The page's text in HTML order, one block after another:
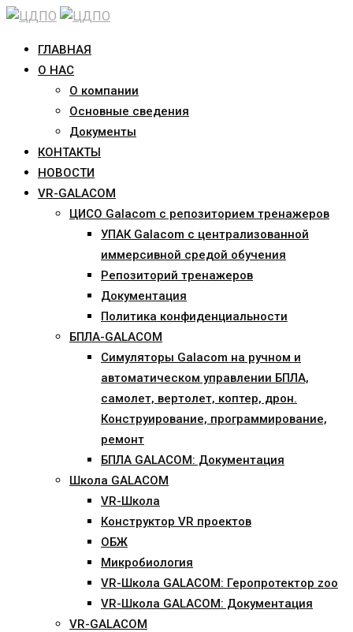
Skip
contentГЛАВНАЯ
О НАС
О компании
Основные сведения
Документы
КОНТАКТЫ
НОВОСТИ
VR-GALACOM
ЦИСО Galacom с репозиторием тренажеров
УПАК Galacom с централизованной
иммерсивной средой обучения
Репозиторий тренажеров
Документация
Политика конфиденциальности
БПЛА-GALACOM
Симуляторы Galacom на ручном и
автоматическом управлении БПЛА,
самолет, вертолет, коптер, дрон.
Конструирование, программирование,
ремонт
БПЛА GALACOM: Документация
Школа GALACOM
VR-Школа
Конструктор VR проектов
ОБЖ
Микробиология
VR-Школа GALACOM: Геропротектор zoo
VR-Школа GALACOM: Документация
VR-GALACOM